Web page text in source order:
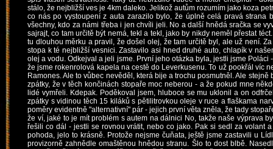
stálo, že nejbližší ves je 4km daleko. Jelikož autům rozumím jako koza
co nás po vystoupení z auta zarazilo bylo, že úplně celá pravá
všechny, kdo za námi třeba i jen chvíli jeli. No a další hnědá sračka se
sajrajt, co tam určitě být nemá, tekl a tekl, jako by nikdy neměl přestat
tu dlouhou měrku a pravil, že došel olej, že tam určitě byl, ale už není.
stopa k té nejbližší vesnici. Zastavilo asi hned druhé auto, chlapík v
olej a vodu. Odkejval a jeli jsme. První jeho otázka byla, jestli jsme
že jsme rokenrolová kapela na cestě do Leverkusenu. To už pookřál víc
Ramones. Ale to vůbec nevěděl, která bije a trochu posmutněl. Ale
zpátky, že v těch končinách stopaře moc neberou - a že pokud mne
lidé vymřeli. Kdepak. Poděkoval jsem, hluboce se mu uklonil a on
zpátky s vidinou těch 15 kiláků s pětilitrovkou oleje v ruce a flaškama
poměry evidentně "alternativní" pár - jejich první věta zněla, že tady
že ví, jaké to je mít problém s autem na dálnici No, takže naše výprava
řešili co dál - jestli se rovnou vrátit, nebo co jako. Pak si sedl za volant
pohoda, jelo to krásně. Protože nejsme čuňata, ještě jsme zastavili u
provizorně zahnědle omaštěnou hnědou stranu. Šlo to dost blbě.